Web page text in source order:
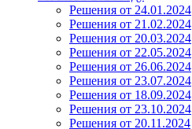
Решения от 24.01.2024
Решения от 21.02.2024
Решения от 20.03.2024
Решения от 22.05.2024
Решения от 26.06.2024
Решения от 23.07.2024
Решения от 18.09.2024
Решения от 23.10.2024
Решения от 20.11.2024